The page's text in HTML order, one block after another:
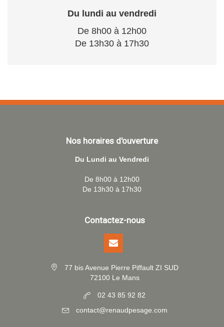
Du lundi au vendredi
De 8h00 à 12h00
De 13h30 à 17h30
Nos horaires d'ouverture
Du Lundi au Vendredi
De 8h00 à 12h00
De 13h30 à 17h30
Contactez-nous
77 bis Avenue Pierre Piffault ZI SUD
72100 Le Mans
02 43 85 92 82
contact@renaudpesage.com